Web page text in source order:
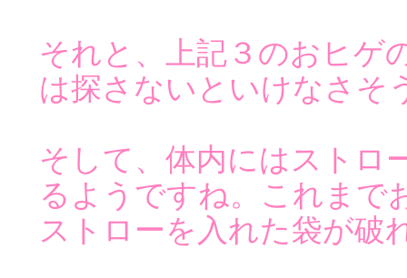
それと、上記３のおヒゲ
は探さないといけなさそ
そして、体内にはストロ
るようですね。これまで
ストローを入れた袋が破